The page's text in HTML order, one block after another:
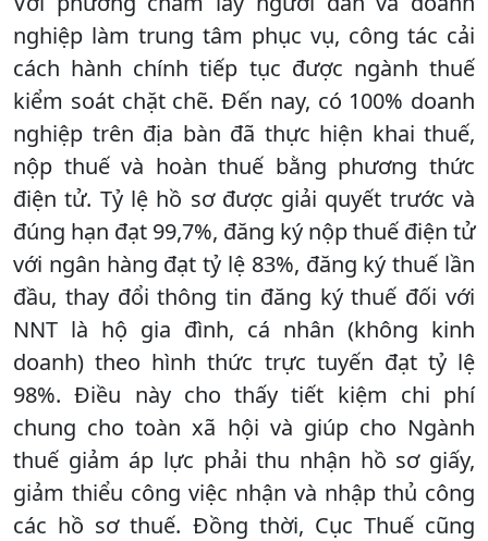
nghiệp làm trung tâm phục vụ, công tác cải
cách hành chính tiếp tục được ngành thuế
kiểm soát chặt chẽ. Đến nay, có 100% doanh
nghiệp trên địa bàn đã thực hiện khai thuế,
nộp thuế và hoàn thuế bằng phương thức
điện tử. Tỷ lệ hồ sơ được giải quyết trước và
đúng hạn đạt 99,7%, đăng ký nộp thuế điện tử
với ngân hàng đạt tỷ lệ 83%, đăng ký thuế lần
đầu, thay đổi thông tin đăng ký thuế đối với
NNT là hộ gia đình, cá nhân (không kinh
doanh) theo hình thức trực tuyến đạt tỷ lệ
98%. Điều này cho thấy tiết kiệm chi phí
chung cho toàn xã hội và giúp cho Ngành
thuế giảm áp lực phải thu nhận hồ sơ giấy,
giảm thiểu công việc nhận và nhập thủ công
các hồ sơ thuế. Đồng thời, Cục Thuế cũng